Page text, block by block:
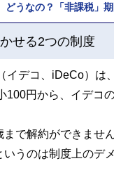
うなの？「非課税」
せる2つの制度
イデコ、iDeCo）
円から、イデコ
で解約ができませ
うのは制度上のデ